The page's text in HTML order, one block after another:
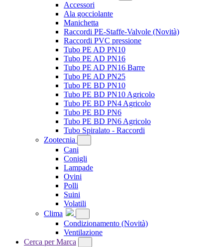
Accessori
Ala gocciolante
Manichetta
Raccordi PE-Staffe-Valvole (Novità)
Raccordi PVC pressione
Tubo PE AD PN10
Tubo PE AD PN16
Tubo PE AD PN16 Barre
Tubo PE AD PN25
Tubo PE BD PN10
Tubo PE BD PN10 Agricolo
Tubo PE BD PN4 Agricolo
Tubo PE BD PN6
Tubo PE BD PN6 Agricolo
Tubo Spiralato - Raccordi
Zootecnia
Cani
Conigli
Lampade
Ovini
Polli
Suini
Volatili
Clima
Condizionamento (Novità)
Ventilazione
Cerca per Marca